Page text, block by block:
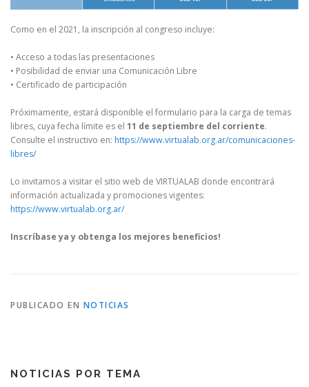
Como en el 2021, la inscripción al congreso incluye:
• Acceso a todas las presentaciones
• Posibilidad de enviar una Comunicación Libre
• Certificado de participación
Próximamente, estará disponible el formulario para la carga de temas
libres, cuya fecha límite es el 11 de septiembre del corriente.
Consulte el instructivo en: https://www.virtualab.org.ar/comunicaciones-
libres/
Lo invitamos a visitar el sitio web de VIRTUALAB donde encontrará
información actualizada y promociones vigentes:
https://www.virtualab.org.ar/
Inscríbase ya y obtenga los mejores beneficios!
PUBLICADO EN NOTICIAS
NOTICIAS POR TEMA